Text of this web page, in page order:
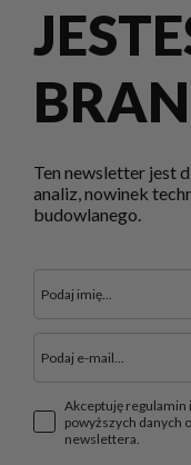
Ten newsletter jest
analiz, nowinek
budowlanego.
Akceptuję regulamin
powyższych danych
newslettera.